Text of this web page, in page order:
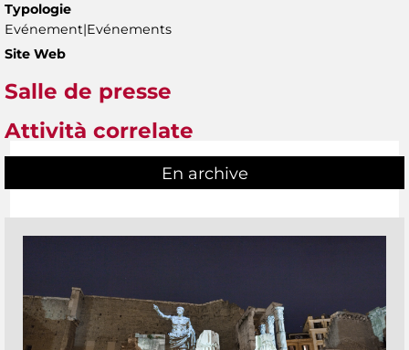
Typologie
Evénement|Evénements
Site Web
Salle de presse
Attività correlate
En archive